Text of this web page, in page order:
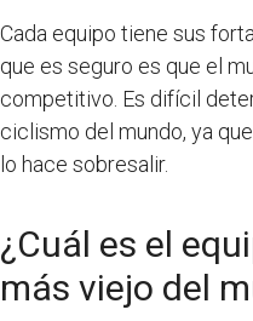
Cada equipo tiene sus
que es seguro es que el
competitivo. Es difícil
ciclismo del mundo, ya
lo hace sobresalir.
¿Cuál es el
más viejo del